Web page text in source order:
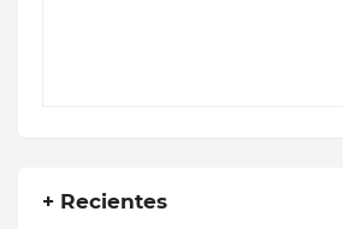
+ Recientes